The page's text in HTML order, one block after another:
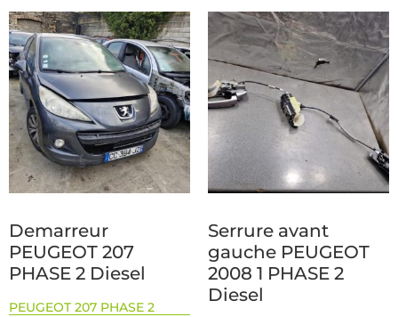
Demarreur
PEUGEOT 207
PHASE 2 Diesel
PEUGEOT 207 PHASE 2
Serrure avant
gauche PEUGEOT
2008 1 PHASE 2
Diesel